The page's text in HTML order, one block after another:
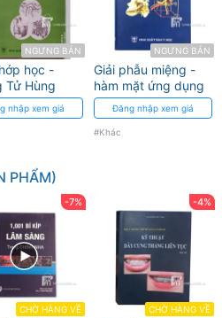
NGƯNG BÁN
học -
Tử Hùng
nhập xem giá
NGƯNG BÁN
Giải phẫu miệng -
hàm mặt ứng dụng
Đăng nhập xem giá
#Khác
PHẨM)
-7%
CHỜ HÀNG VỀ
-4%
CHỜ HÀNG VỀ